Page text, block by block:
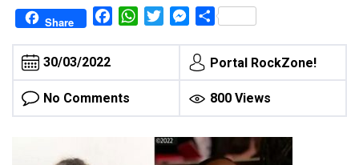
Share FacebookWhatsAppTwitterMessenger
Share
30/03/2022 Portal RockZone!
No Comments 800 Views